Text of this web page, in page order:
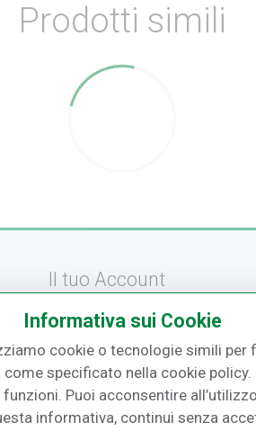
Prodotti simili
Il tuo Account
Registrati
Recupera la Password
Effettua un Reso
Informativa sui Cookie
cookie o tecnologie simili per
specificato nella cookie
Puoi acconsentire
informativa, continui senza